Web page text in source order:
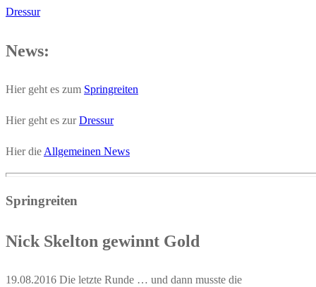
Dressur
News:
Hier geht es zum Springreiten
Hier geht es zurDressur
Hier die Allgemeinen News
Springreiten
Nick Skelton gewinnt Gold
19.08.2016 Die letzte Runde … und dann musste die